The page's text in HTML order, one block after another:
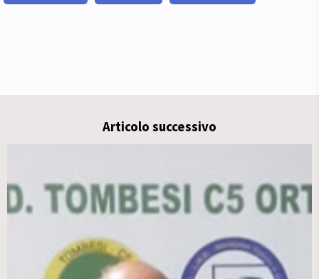
Articolo successivo